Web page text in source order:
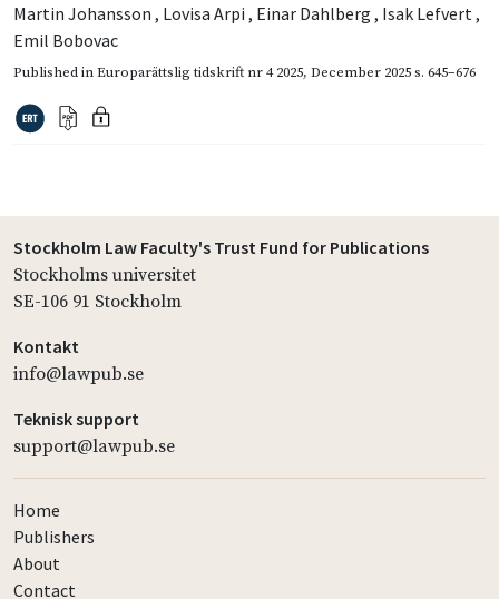
Martin Johansson , Lovisa Arpi , Einar Dahlberg , Isak Lefvert ,
Emil Bobovac
Published inEuroparättslig tidskrift nr 4 2025, December 2025s. 645–676
Stockholm Law Faculty's Trust Fund for Publications
Stockholms universitet
SE-106 91 Stockholm
Kontakt
info@lawpub.se
Teknisk support
support@lawpub.se
Home
Publishers
About
Contact